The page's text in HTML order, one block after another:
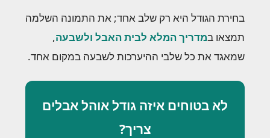
בחירת הגודל היא רק שלב אחד; את התמונה השלמה
תמצאו במדריך המלא לבית האבל ולשבעה,
שמאגד את כל שלבי ההיערכות לשבעה במקום אחד.
לא בטוחים איזה גודל אוהל אבלים
צריך?